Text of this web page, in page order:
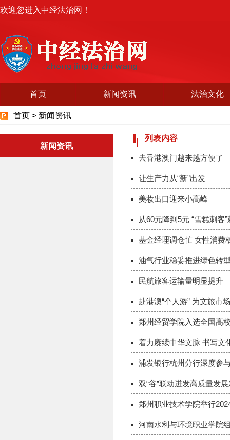
欢迎您进入中经法治网！
首页 新闻资讯 法治文化
首页 > 新闻资讯
新闻资讯
列表内容
去香港澳门越来越方便了
让生产力从“新”出发
美妆出口迎来小高峰
从60元降到5元 “雪糕刺客
基金经理调仓忙 女性消费
油气行业稳妥推进绿色转
民航旅客运输量明显提升
赴港澳“个人游” 为文旅市
郑州经贸学院入选全国高
着力赓续中华文脉 书写
浦发银行杭州分行深度参
双“谷”联动迸发高质量发
郑州职业技术学院举行
河南水利与环境职业学院